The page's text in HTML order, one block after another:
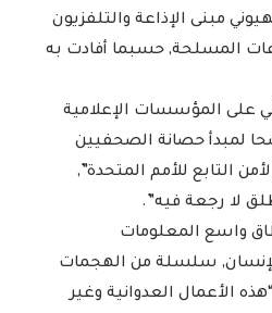
مبنى الإذاعة والتلفزيون
المسلحة, حسبما أفادت به
على المؤسسات الإعلامية
لمبدأ حصانة الصحفيين
التابع للأمم المتحدة”,
لا رجعة فيه”.
واسع المعلومات
سلسلة من الهجمات
الأعمال العدوانية وغير